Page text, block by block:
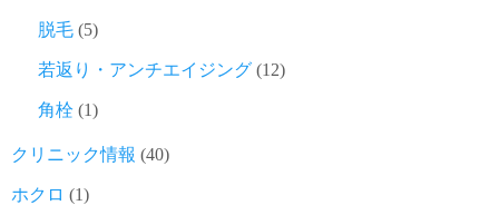
脱毛 (5)
若返り・アンチエイジング (12)
角栓 (1)
クリニック情報 (40)
ホクロ (1)